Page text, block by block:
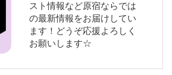
スト情報など原宿ならでは
の最新情報をお届けしてい
ます！どうぞ応援よろしく
お願いします☆